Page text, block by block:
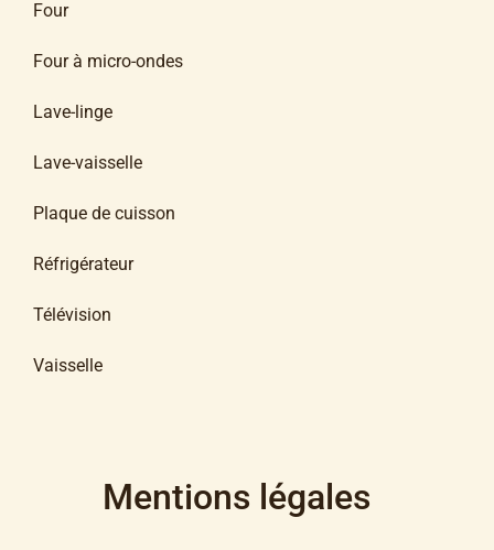
Four
Four à micro-ondes
Lave-linge
Lave-vaisselle
Plaque de cuisson
Réfrigérateur
Télévision
Vaisselle
Mentions légales